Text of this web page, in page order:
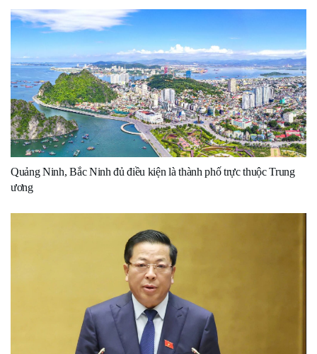
Quảng Ninh, Bắc Ninh đủ điều kiện là thành phố trực thuộc Trung
ương